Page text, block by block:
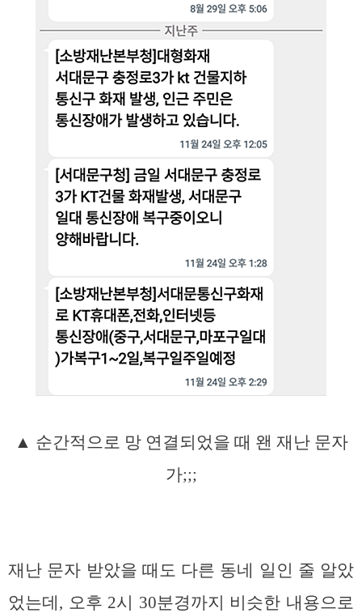
▲ 순간적으로 망 연결되었을 때 왠 재난 문자
가;;;
재난 문자 받았을 때도 다른 동네 일인 줄 알았
었는데, 오후 2시 30분경까지 비슷한 내용으로